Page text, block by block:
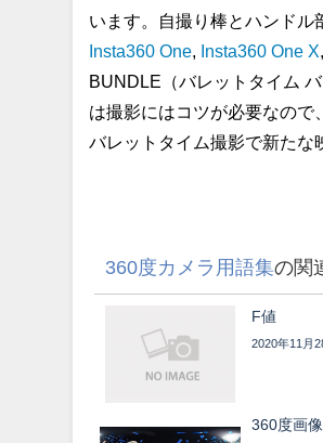
います。自撮り棒とハンドル
Insta360 One
Insta360 One X
BUNDLE（バレットタイム
は撮影にはコツが必要なので
バレットタイム撮影で新たな
360度カメラ用語集の関
F値
2020年11月
360度画像